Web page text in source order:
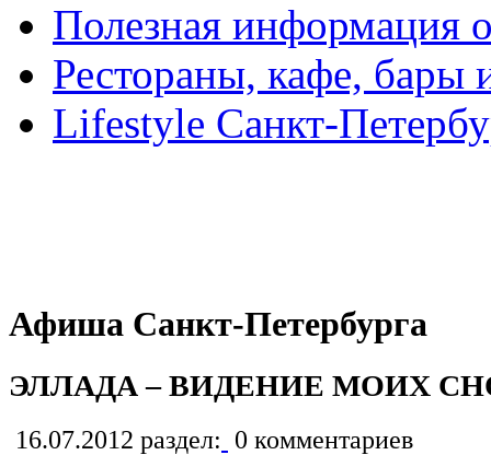
Полезная информация
Рестораны, кафе, бары
Lifestyle Санкт-
Афиша Санкт-Петербурга
ЭЛЛАДА – ВИДЕНИЕ МОИХ
16.07.2012 раздел: 0 комментариев